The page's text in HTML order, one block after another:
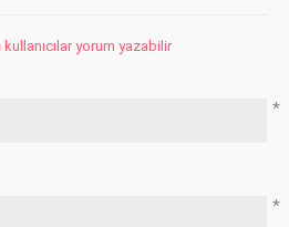
kullanıcılar yorum yazabilir
*
*